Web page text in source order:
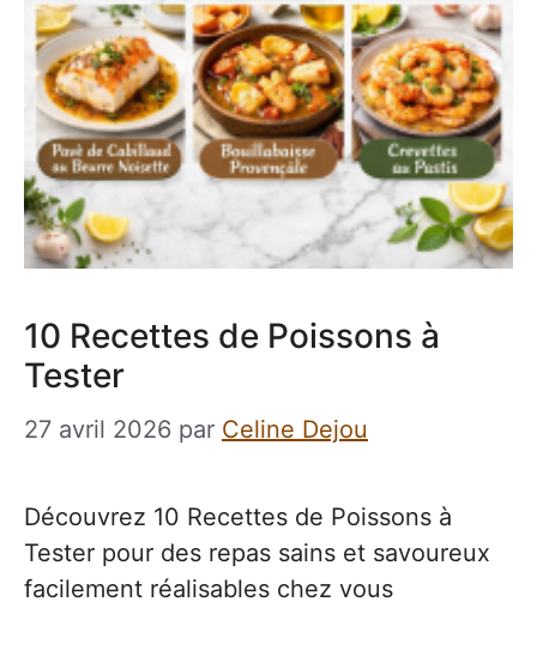
10 Recettes de Poissons à
Tester
27 avril 2026 par Celine Dejou
Découvrez 10 Recettes de Poissons à
Tester pour des repas sains et savoureux
facilement réalisables chez vous